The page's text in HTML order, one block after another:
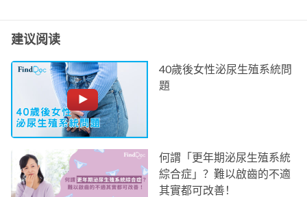
建议阅读
40歲後女性泌尿生殖系統問
題
何謂「更年期泌尿生殖系統
綜合症」？難以啟齒的不適
其實都可改善！